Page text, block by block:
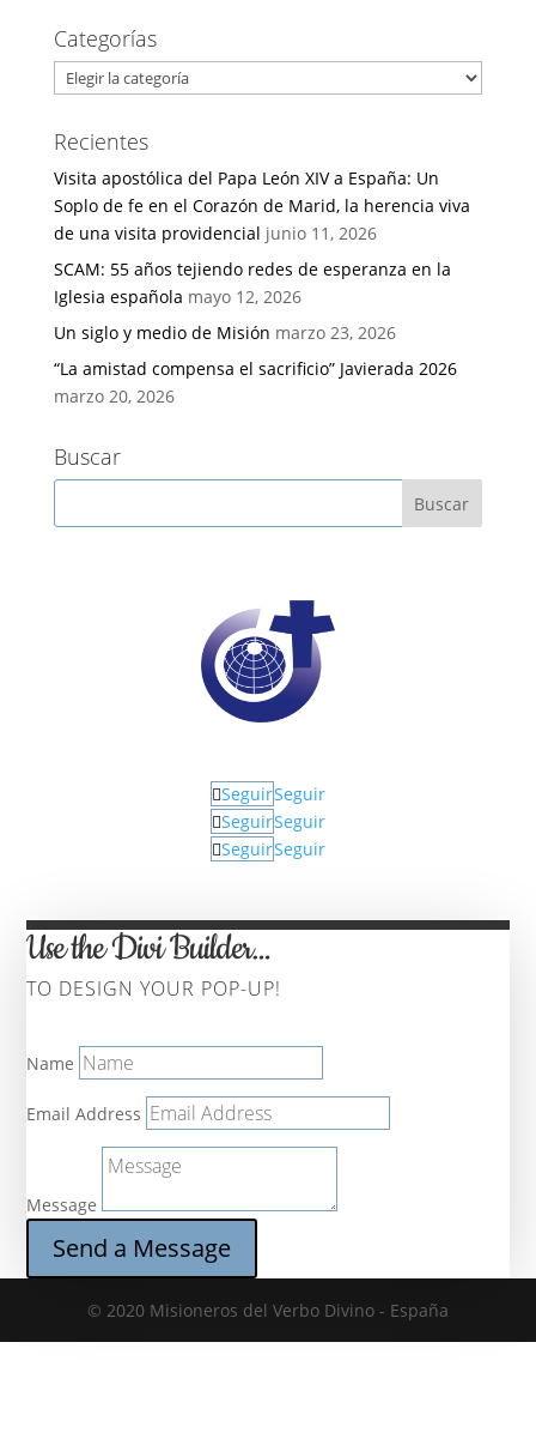
Categorías
Categorías
Recientes
Visita apostólica del Papa León XIV a España: Un
Soplo de fe en el Corazón de Marid, la herencia viva
de una visita providencial junio 11, 2026
SCAM: 55 años tejiendo redes de esperanza en la
Iglesia española mayo 12, 2026
Un siglo y medio de Misión marzo 23, 2026
“La amistad compensa el sacrificio” Javierada 2026
marzo 20, 2026
Buscar
SeguirSeguir
SeguirSeguir
SeguirSeguir
Use the Divi Builder…
TO DESIGN YOUR POP-UP!
Name
Email Address
Message
Send a Message
© 2020 Misioneros del Verbo Divino - España